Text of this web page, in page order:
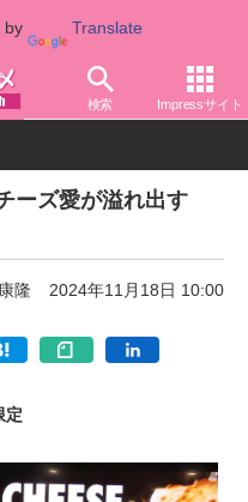
by Translate
検索 Impressサイト
ピザ
ーズ愛が溢れ出す
隆 2024年11月18日 10:00
定